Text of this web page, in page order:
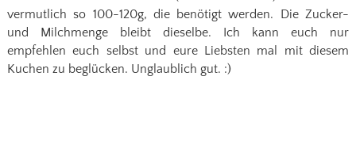
vermutlich so 100-120g, die benötigt werden. Die Zucker-
und Milchmenge bleibt dieselbe. Ich kann euch nur
empfehlen euch selbst und eure Liebsten mal mit diesem
Kuchen zu beglücken. Unglaublich gut. :)